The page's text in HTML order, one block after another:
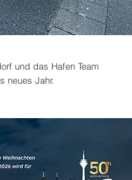
und das Hafen Team
neues Jahr.